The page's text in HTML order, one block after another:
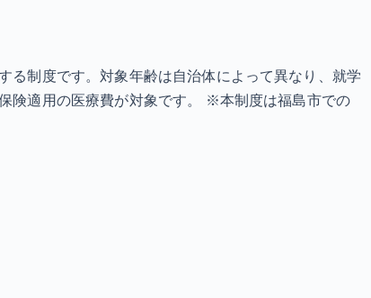
る制度です。対象年齢は自治体によって異なり、就学
険適用の医療費が対象です。 ※本制度は福島市での